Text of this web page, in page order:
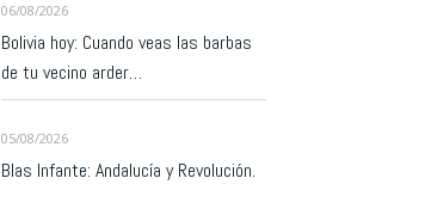
06/08/2026
Bolivia hoy: Cuando veas las barbas
de tu vecino arder…
05/08/2026
Blas Infante: Andalucía y Revolución.